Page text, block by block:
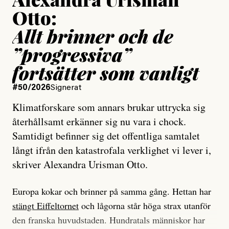
Otto:
Allt brinner och de
”progressiva”
fortsätter som vanligt
#50/2026Signerat
Klimatforskare som annars brukar uttrycka sig
återhållsamt erkänner sig nu vara i chock.
Samtidigt befinner sig det offentliga samtalet
långt ifrån den katastrofala verklighet vi lever i,
skriver Alexandra Urisman Otto.
Europa kokar och brinner på samma gång. Hettan har
stängt Eiffeltornet och lågorna står höga strax utanför
den franska huvudstaden. Hundratals människor har